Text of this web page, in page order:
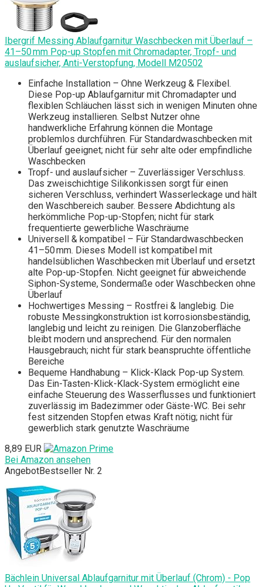
Ibergrif Messing Ablaufgarnitur Waschbecken mit Überlauf –
41–50 mm Pop-up Stopfen mit Chromadapter, Tropf- und
auslaufsicher, Anti-Verstopfung, Modell M20502
Einfache Installation – Ohne Werkzeug & Flexibel.
Diese Pop-up Ablaufgarnitur mit Chromadapter und
flexiblen Schläuchen lässt sich in wenigen Minuten ohne
Werkzeug installieren. Selbst Nutzer ohne
handwerkliche Erfahrung können die Montage
problemlos durchführen. Für Standardwaschbecken mit
Überlauf geeignet; nicht für sehr alte oder empfindliche
Waschbecken
Tropf- und auslaufsicher – Zuverlässiger Verschluss.
Das zweischichtige Silikonkissen sorgt für einen
sicheren Verschluss, verhindert Wasserleckage und hält
den Waschbereich sauber. Bessere Abdichtung als
herkömmliche Pop-up-Stopfen; nicht für stark
frequentierte gewerbliche Waschräume
Universell & kompatibel – Für Standardwaschbecken
41–50 mm. Dieses Modell ist kompatibel mit
handelsüblichen Waschbecken mit Überlauf und ersetzt
alte Pop-up-Stopfen. Nicht geeignet für abweichende
Siphon-Systeme, Sondermaße oder Waschbecken ohne
Überlauf
Hochwertiges Messing – Rostfrei & langlebig. Die
robuste Messingkonstruktion ist korrosionsbeständig,
langlebig und leicht zu reinigen. Die Glanzoberfläche
bleibt modern und ansprechend. Für den normalen
Hausgebrauch; nicht für stark beanspruchte öffentliche
Bereiche
Bequeme Handhabung – Klick-Klack Pop-up System.
Das Ein-Tasten-Klick-Klack-System ermöglicht eine
einfache Steuerung des Wasserflusses und funktioniert
zuverlässig im Badezimmer oder Gäste-WC. Bei sehr
fest sitzenden Stopfen etwas Kraft nötig; nicht für
gewerblich stark genutzte Waschräume
8,89 EUR
Bei Amazon ansehen
AngebotBestseller Nr. 2
Bächlein Universal Ablaufgarnitur mit Überlauf (Chrom) - Pop